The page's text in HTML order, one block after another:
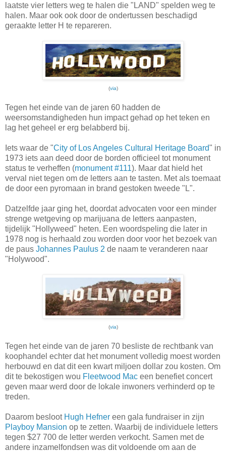
laatste vier letters weg te halen die "LAND" spelden weg te
halen. Maar ook ook door de ondertussen beschadigd
geraakte letter H te repareren.
(via)
Tegen het einde van de jaren 60 hadden de
weersomstandigheden hun impact gehad op het teken en
lag het geheel er erg belabberd bij.
Iets waar de "City of Los Angeles Cultural Heritage Board" in
1973 iets aan deed door de borden officieel tot monument
status te verheffen (monument #111). Maar dat hield het
verval niet tegen om de letters aan te tasten. Met als toemaat
de door een pyromaan in brand gestoken tweede "L".
Datzelfde jaar ging het, doordat advocaten voor een minder
strenge wetgeving op marijuana de letters aanpasten,
tijdelijk "Hollyweed" heten. Een woordspeling die later in
1978 nog is herhaald zou worden door voor het bezoek van
de paus Johannes Paulus 2 de naam te veranderen naar
"Holywood".
(via)
Tegen het einde van de jaren 70 besliste de rechtbank van
koophandel echter dat het monument volledig moest worden
herbouwd en dat dit een kwart miljoen dollar zou kosten. Om
dit te bekostigen wou Fleetwood Mac een benefiet concert
geven maar werd door de lokale inwoners verhinderd op te
treden.
Daarom besloot Hugh Hefner een gala fundraiser in zijn
Playboy Mansion op te zetten. Waarbij de individuele letters
tegen $27 700 de letter werden verkocht. Samen met de
andere inzamelfondsen was dit voldoende om aan de